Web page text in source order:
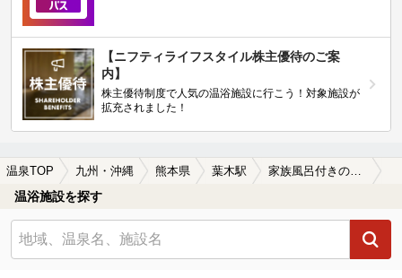
【ニフティライフスタイル株主優待のご案
内】
株主優待制度で人気の温浴施設に行こう！対象施設が
拡充されました！
温泉TOP 九州・沖縄 熊本県 葉木駅
温浴施設を探す